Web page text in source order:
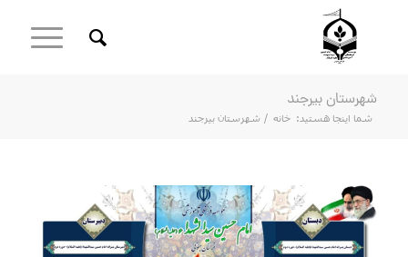
شهرستان بیرجند
شما اینجا هستید: خانه / شهرستان بیرجند